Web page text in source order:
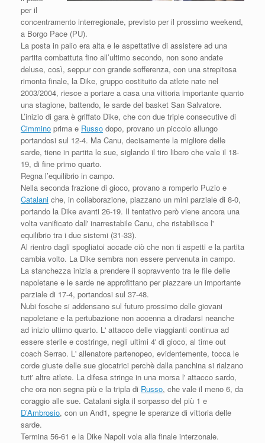
per il
concentramento interregionale, previsto per il prossimo weekend,
a Borgo Pace (PU).
La posta in palio era alta e le aspettative di assistere ad una
partita combattuta fino all’ultimo secondo, non sono andate
deluse, così, seppur con grande sofferenza, con una strepitosa
rimonta finale, la Dike, gruppo costituito da atlete nate nel
2003/2004, riesce a portare a casa una vittoria importante quanto
una stagione, battendo, le sarde del basket San Salvatore.
L’inizio di gara è griffato Dike, che con due triple consecutive di
Cimmino prima e Russo dopo, provano un piccolo allungo
portandosi sul 12-4. Ma Canu, decisamente la migliore delle
sarde, tiene in partita le sue, siglando il tiro libero che vale il 18-
19, di fine primo quarto.
Regna l’equilibrio in campo.
Nella seconda frazione di gioco, provano a romperlo Puzio e
Catalani che, in collaborazione, piazzano un mini parziale di 8-0,
portando la Dike avanti 26-19. Il tentativo però viene ancora una
volta vanificato dall' inarrestabile Canu, che ristabilisce l'
equilibrio tra i due sistemi (31-33).
Al rientro dagli spogliatoi accade ciò che non ti aspetti e la partita
cambia volto. La Dike sembra non essere pervenuta in campo.
La stanchezza inizia a prendere il sopravvento tra le file delle
napoletane e le sarde ne approfittano per piazzare un importante
parziale di 17-4, portandosi sul 37-48.
Nubi fosche si addensano sul futuro prossimo delle giovani
napoletane e la pertubazione non accenna a diradarsi neanche
ad inizio ultimo quarto. L' attacco delle viaggianti continua ad
essere sterile e costringe, negli ultimi 4' di gioco, al time out
coach Serrao. L' allenatore partenopeo, evidentemente, tocca le
corde giuste delle sue giocatrici perchè dalla panchina si rialzano
tutt' altre atlete. La difesa stringe in una morsa l' attacco sardo,
che ora non segna più e la tripla di Russo, che vale il meno 6, da
coraggio alle sue. Catalani sigla il sorpasso del più 1 e
D’Ambrosio, con un And1, spegne le speranze di vittoria delle
sarde.
Termina 56-61 e la Dike Napoli vola alla finale interzonale.